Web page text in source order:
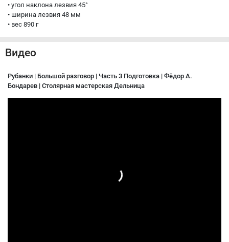
• угол наклона лезвия 45°
• ширина лезвия 48 мм
• вес 890 г
Видео
Рубанки | Большой разговор | Часть 3 Подготовка | Фёдор А.
Бондарев | Столярная мастерская Дельница